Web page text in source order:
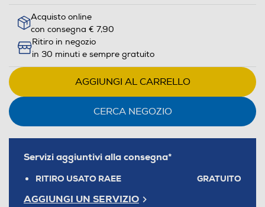
Acquisto online
con consegna € 7,90
Ritiro in negozio
in 30 minuti e sempre gratuito
AGGIUNGI AL CARRELLO
CERCA NEGOZIO
Servizi aggiuntivi alla consegna*
RITIRO USATO RAEE GRATUITO
AGGIUNGI UN SERVIZIO